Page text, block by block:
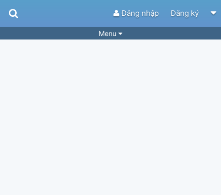
Đăng nhập Đăng ký
Menu